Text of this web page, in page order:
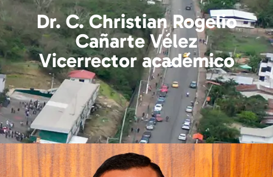
Dr. C. Christian Rogelio
Cañarte Vélez
Vicerrector académico